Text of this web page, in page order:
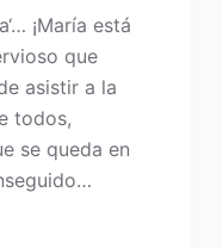
¡María está
que
asistir a la
todos,
se queda en